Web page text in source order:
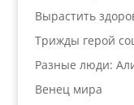
Вырастить
Трижды герой
Разные люди:
Венец мира